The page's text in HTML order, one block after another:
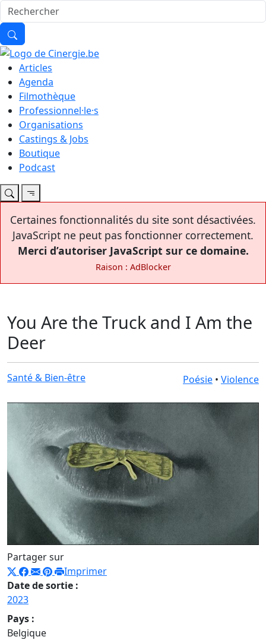
Articles
Agenda
Filmothèque
Professionnel·le·s
Organisations
Castings & Jobs
Boutique
Podcast
Certaines fonctionnalités du site sont désactivées.
JavaScript ne peut pas fonctionner correctement.
Merci d’autoriser JavaScript sur ce domaine.
Raison : AdBlocker
You Are the Truck and I Am the
Deer
Santé & Bien-être Poésie • Violence
Partager sur
Imprimer
Date de sortie :
2023
Pays :
Belgique